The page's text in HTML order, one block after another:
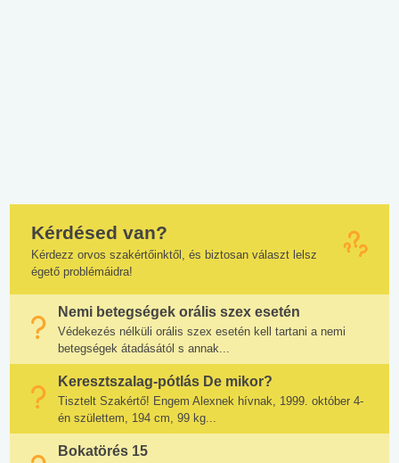
Kérdésed van?
Kérdezz orvos szakértőinktől, és biztosan választ lelsz
égető problémáidra!
Nemi betegségek orális szex esetén
Védekezés nélküli orális szex esetén kell tartani a nemi
betegségek átadásától s annak...
Keresztszalag-pótlás De mikor?
Tisztelt Szakértő! Engem Alexnek hívnak, 1999. október 4-
én születtem, 194 cm, 99 kg...
Bokatörés 15